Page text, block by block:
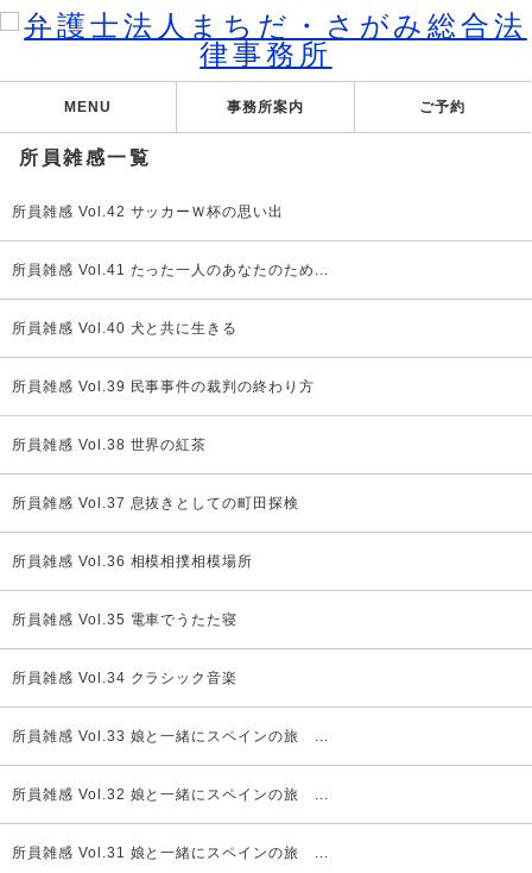
MENU 事務所案内 ご予約
所員雑感一覧
所員雑感 Vol.42 サッカーＷ杯の思い出
所員雑感 Vol.41 たった一人のあなたのため...
所員雑感 Vol.40 犬と共に生きる
所員雑感 Vol.39 民事事件の裁判の終わり方
所員雑感 Vol.38 世界の紅茶
所員雑感 Vol.37 息抜きとしての町田探検
所員雑感 Vol.36 相模相撲相模場所
所員雑感 Vol.35 電車でうたた寝
所員雑感 Vol.34 クラシック音楽
所員雑感 Vol.33 娘と一緒にスペインの旅 ...
所員雑感 Vol.32 娘と一緒にスペインの旅 ...
所員雑感 Vol.31 娘と一緒にスペインの旅 ...